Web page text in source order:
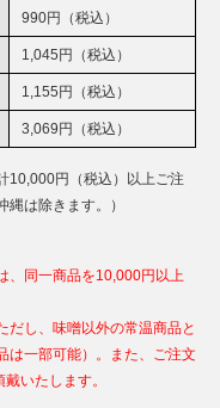
990円（税込）
1,045円（税込）
1,155円（税込）
3,069円（税込）
10,000円（税込）以上ご注
は除きます。）
、同一商品を10,000円以上
し、味噌以外の常温商品と
は一部可能）。また、ご注文
いたします。